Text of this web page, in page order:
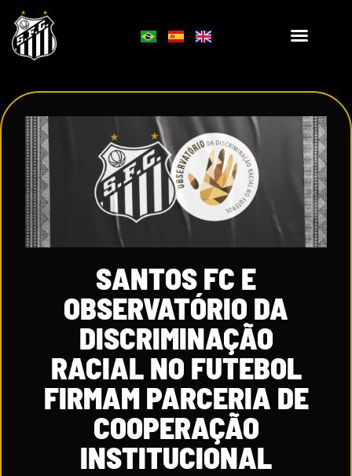
SANTOS FC E
OBSERVATÓRIO DA
DISCRIMINAÇÃO
RACIAL NO FUTEBOL
FIRMAM PARCERIA DE
COOPERAÇÃO
INSTITUCIONAL